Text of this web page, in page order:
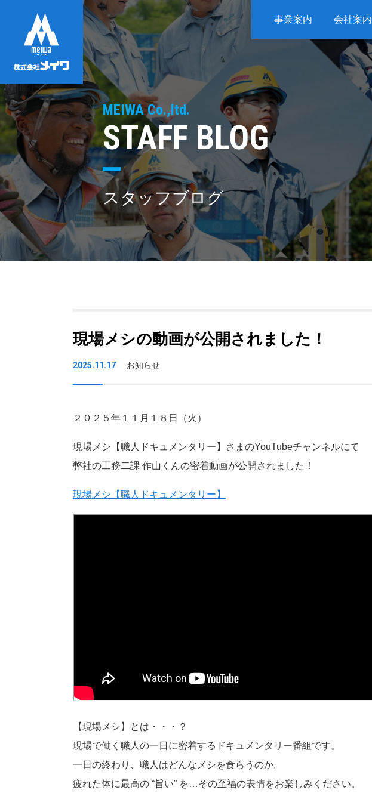
事業案内 会社案内
MEIWA Co.,ltd.
STAFF BLOG
スタッフブログ
現場メシの動画が公開されました！
2025.11.17 お知らせ
２０２５年１１月１８日（火）
現場メシ【職人ドキュメンタリー】さまのYouTubeチャンネルにて
弊社の工務二課 作山くんの密着動画が公開されました！
現場メシ【職人ドキュメンタリー】
【現場メシ】とは・・・？
現場で働く職人の一日に密着するドキュメンタリー番組です。
一日の終わり、職人はどんなメシを食らうのか。
疲れた体に最高の “旨い” を…その至福の表情をお楽しみください。